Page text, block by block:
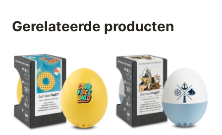
Gerelateerde producten